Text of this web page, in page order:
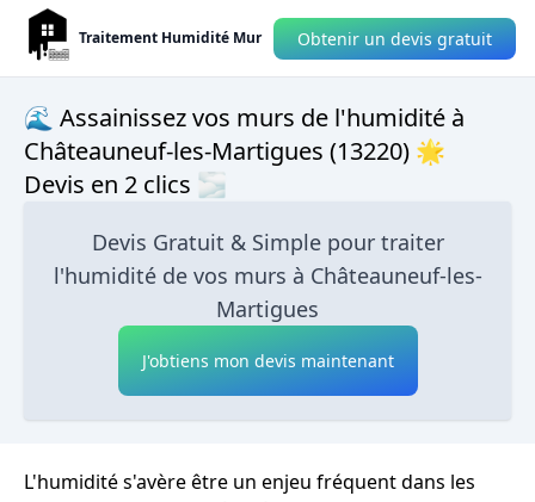
Traitement Humidité Mur Obtenir un devis gratuit
🌊 Assainissez vos murs de l'humidité à
Châteauneuf-les-Martigues (13220) 🌟
Devis en 2 clics 🌫
Devis Gratuit & Simple pour traiter
l'humidité de vos murs à Châteauneuf-les-
Martigues
J'obtiens mon devis maintenant
L'humidité s'avère être un enjeu fréquent dans les